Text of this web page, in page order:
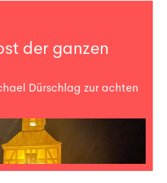
der ganzen
Dürschlag zur achten